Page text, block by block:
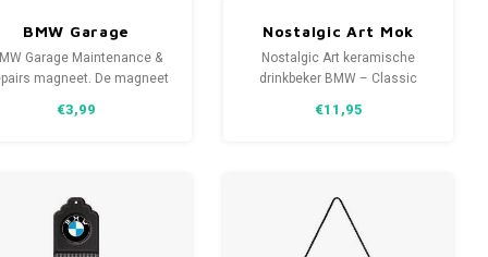
BMW Garage
Maintenance &
Repairs magneet
Garage Maintenance &
magneet. De magneet
kan zo op ieder magnetisch
€3,99
Nostalgic Art Mok
BMW – Classic Legend
Nostalgic Art keramische
drinkbeker BMW – Classic
keramische retro allround
€11,95